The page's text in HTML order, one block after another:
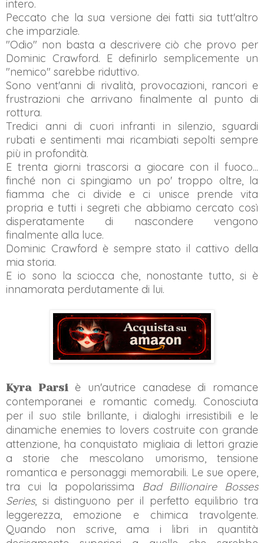
intero.
Peccato che la sua versione dei fatti sia tutt'altro
che imparziale.
"Odio" non basta a descrivere ciò che provo per
Dominic Crawford. E definirlo semplicemente un
"nemico" sarebbe riduttivo.
Sono vent'anni di rivalità, provocazioni, rancori e
frustrazioni che arrivano finalmente al punto di
rottura.
Tredici anni di cuori infranti in silenzio, sguardi
rubati e sentimenti mai ricambiati sepolti sempre
più in profondità.
E trenta giorni trascorsi a giocare con il fuoco...
finché non ci spingiamo un po' troppo oltre, la
fiamma che ci divide e ci unisce prende vita
propria e tutti i segreti che abbiamo cercato così
disperatamente di nascondere vengono
finalmente alla luce.
Dominic Crawford è sempre stato il cattivo della
mia storia.
E io sono la sciocca che, nonostante tutto, si è
innamorata perdutamente di lui.
Kyra Parsiè un'autrice canadese di romance
contemporanei e romantic comedy. Conosciuta
per il suo stile brillante, i dialoghi irresistibili e le
dinamiche enemies to lovers costruite con grande
attenzione, ha conquistato migliaia di lettori grazie
a storie che mescolano umorismo, tensione
romantica e personaggi memorabili. Le sue opere,
tra cui la popolarissima
Bad Billionaire Bosses
Series, si distinguono per il perfetto equilibrio tra
leggerezza, emozione e chimica travolgente.
Quando non scrive, ama i libri in quantità